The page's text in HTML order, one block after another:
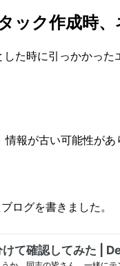
ク作成時
た時に引っかかった
報が古い可能性があ
ログを書きました。